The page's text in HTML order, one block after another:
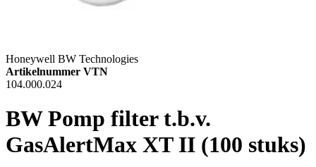
Honeywell BW Technologies
Artikelnummer VTN
104.000.024
BW Pomp filter t.b.v.
GasAlertMax XT II (100 stuks)